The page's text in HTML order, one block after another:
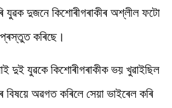
দুজনে কিশোৰীগৰাকীৰ অশ্লীল ফটো
কৰিছে।
দুই যুৱকে কিশোৰীগৰাকীক ভয় খুৱাইছিল
অৱগত কৰিলে সেয়া ভাইৰেল কৰি